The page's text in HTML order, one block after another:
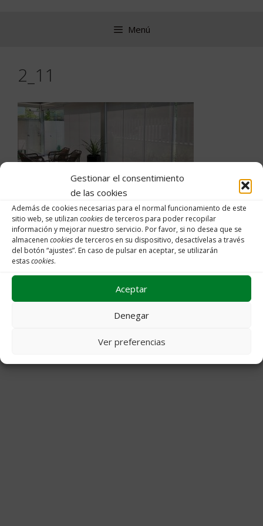
Gestionar el consentimiento
de las cookies
Además de cookies necesarias para el normal funcionamiento de este
sitio web, se utilizan cookies de terceros para poder recopilar
información y mejorar nuestro servicio. Por favor, si no desea que se
almacenen cookies de terceros en su dispositivo, desactívelas a través
del botón “ajustes”. En caso de pulsar en aceptar, se utilizarán
estascookies.
Aceptar
Denegar
Ver preferencias
Menú
2_11
Buscar:
© 2026 Decoraciones Campos • Creado con